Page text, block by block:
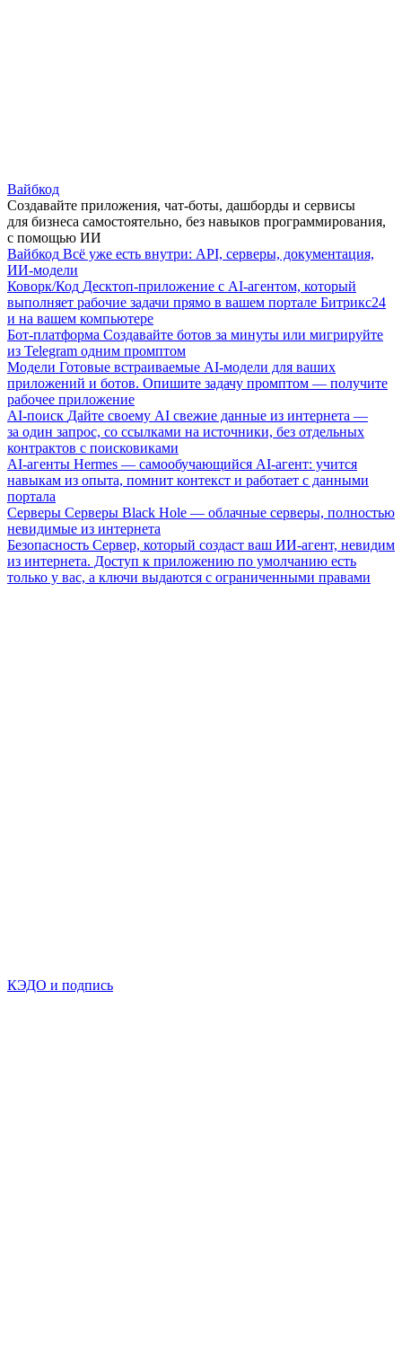
Вайбкод
Создавайте приложения, чат-боты, дашборды и сервисы
для бизнеса самостоятельно, без навыков программирования,
с помощью ИИ
Вайбкод Всё уже есть внутри: API, серверы, документация,
ИИ-модели
Коворк/Код Десктоп-приложение с AI-агентом, который
выполняет рабочие задачи прямо в вашем портале Битрикс24
и на вашем компьютере
Бот-платформа Создавайте ботов за минуты или мигрируйте
из Telegram одним промптом
Модели Готовые встраиваемые AI-модели для ваших
приложений и ботов. Опишите задачу промптом — получите
рабочее приложение
AI-поиск Дайте своему AI свежие данные из интернета —
за один запрос, со ссылками на источники, без отдельных
контрактов с поисковиками
AI-агенты Hermes — самообучающийся AI-агент: учится
навыкам из опыта, помнит контекст и работает с данными
портала
Серверы Серверы Black Hole — облачные серверы, полностью
невидимые из интернета
Безопасность Сервер, который создаст ваш ИИ-агент, невидим
из интернета. Доступ к приложению по умолчанию есть
только у вас, а ключи выдаются с ограниченными правами
КЭДО и подпись